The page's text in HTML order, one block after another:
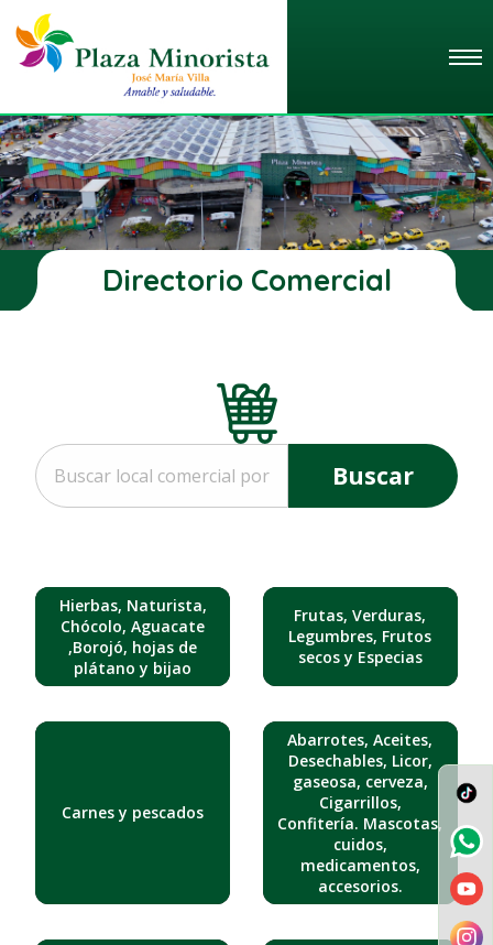
Directorio Comercial
Buscar
Hierbas, Naturista,
Chócolo, Aguacate
,Borojó, hojas de
plátano y bijao
Frutas, Verduras,
Legumbres, Frutos
secos y Especias
Carnes y pescados
Abarrotes, Aceites,
Desechables, Licor,
gaseosa, cerveza,
Cigarrillos,
Confitería. Mascotas,
cuidos,
medicamentos,
accesorios.